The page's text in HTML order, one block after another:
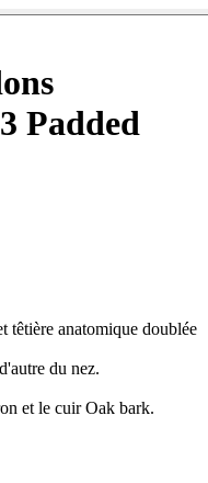
Padded
têtière anatomique doublée
du nez.
et le cuir Oak bark.